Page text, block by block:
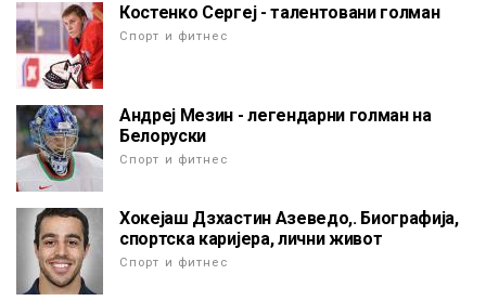
Костенко Сергеј - талентовани голман
Спорт и фитнес
Андреј Мезин - легендарни голман на
Белоруски
Спорт и фитнес
Хокејаш Дзхастин Азеведо,. Биографија,
спортска каријера, лични живот
Спорт и фитнес